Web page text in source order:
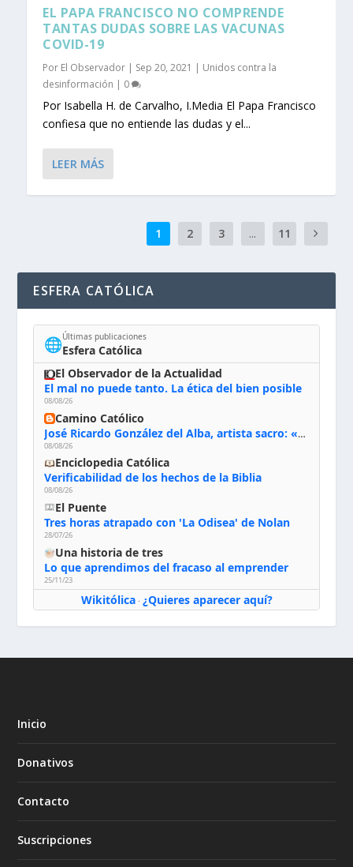
EL PAPA FRANCISCO NO COMPRENDE
TANTAS DUDAS SOBRE LAS VACUNAS
COVID-19
Por El Observador | Sep 20, 2021 | Unidos contra la
desinformación | 0
Por Isabella H. de Carvalho, I.Media El Papa Francisco
confiesa que no entiende las dudas y el...
LEER MÁS
1 2 3 ... 11
ESFERA CATÓLICA
🌐Últimas publicaciones
Esfera Católica
El Observador de la Actualidad
El mal no puede tanto. La ética del bien posible
08/08/26
Camino Católico
José Ricardo González del Alba, artista sacro: «Yo oro, hablo con Dios, le pido al Espíritu Santo su inspiración y siempre pinto rezando el rosario para que sea Él quien actúe a través de mis manos»
08/08/26
Enciclopedia Católica
Verificabilidad de los hechos de la Biblia
08/08/26
El Puente
Tres horas atrapado con 'La Odisea' de Nolan
28/07/26
Una historia de tres
Lo que aprendimos del fracaso al emprender
25/11/23
Wikitólica· ¿Quieres aparecer aquí?
Inicio
Donativos
Contacto
Suscripciones